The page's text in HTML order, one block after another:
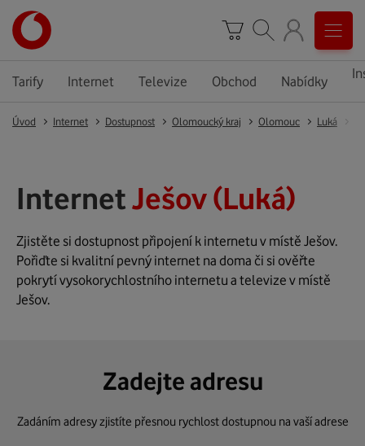
Tarify Internet Televize Obchod Nabídky
Úvod Internet Dostupnost Olomoucký kraj Olomouc Luká
InternetJešov (Luká)
Zjistěte si dostupnost připojení k internetu v místě Ješov.
Pořiďte si kvalitní pevný internet na doma či si ověřte
pokrytí vysokorychlostního internetu a televize v místě
Ješov.
Zadejte adresu
Zadáním adresy zjistíte přesnou rychlost dostupnou na vaší adrese